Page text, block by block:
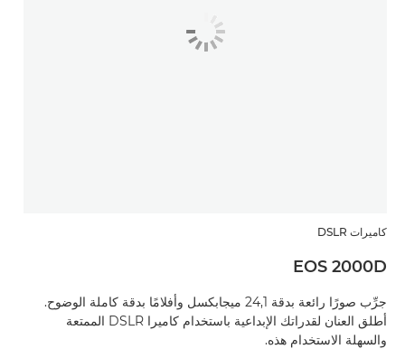
كاميرات DSLR
EOS 2000D
جرِّب صورًا رائعة بدقة 24,1 ميجابكسل وأفلامًا بدقة كاملة الوضوح.
أطلق العنان لقدراتك الإبداعية باستخدام كاميرا DSLR الممتعة
والسهلة الاستخدام هذه.